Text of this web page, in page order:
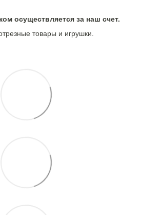
осуществляется за наш счет.
товары и игрушки.